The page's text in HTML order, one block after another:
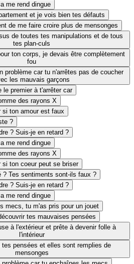
me rend dingue
et je vois bien tes défauts
de me faire croire plus de mensonges
de toutes tes manipulations et de tous
tes plan-culs
ton corps, je devais être complètement
fou
problème car tu n'arrêtes pas de coucher
les mauvais garçons
le premier à t'arrêter car
des rayons X
si ton amour est faux
?
? Suis-je en retard ?
me rend dingue
des rayons X
si ton coeur peut se briser
? Tes sentiments sont-ils faux ?
? Suis-je en retard ?
me rend dingue
mecs, tu m'as pris pour un jouet
tes mauvaises pensées
à l'extérieur et prête à devenir folle à
l'intérieur
pensées et elles sont remplies de
mensonges